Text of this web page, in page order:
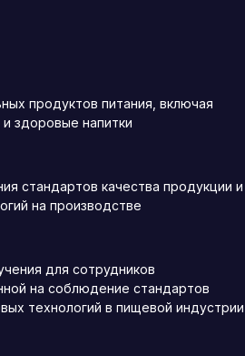
продуктов питания, включая
здоровые напитки
стандартов качества продукции и
на производстве
для сотрудников
на соблюдение стандартов
технологий в пищевой индустрии